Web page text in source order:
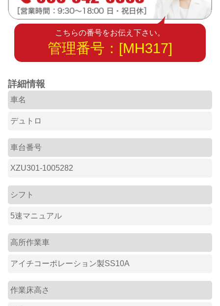
こちらの番号をお伝え下さい。
管理番号：[MH317]
詳細情報
車名
デュトロ
車台番号
XZU301-1005282
シフト
5速マニュアル
高所作業車
アイチコーポレーション製SS10A
作業床高さ